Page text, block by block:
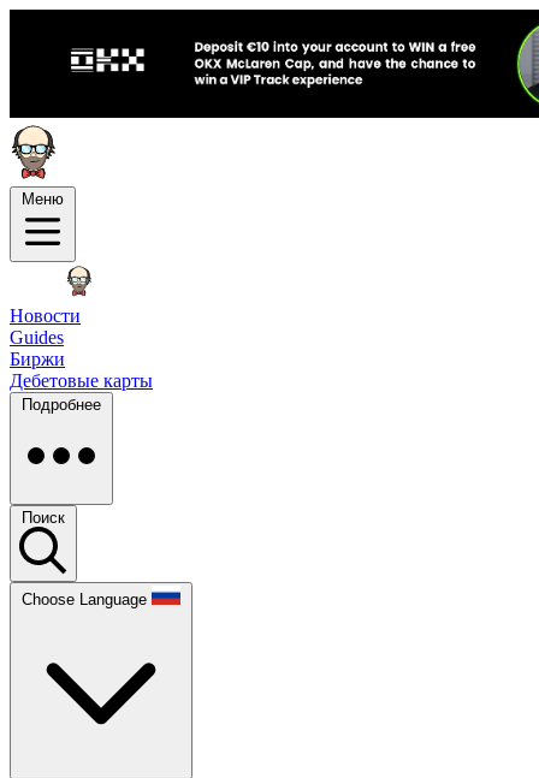
Меню
Новости
Guides
Биржи
Дебетовые карты
Подробнее
Поиск
Choose Language